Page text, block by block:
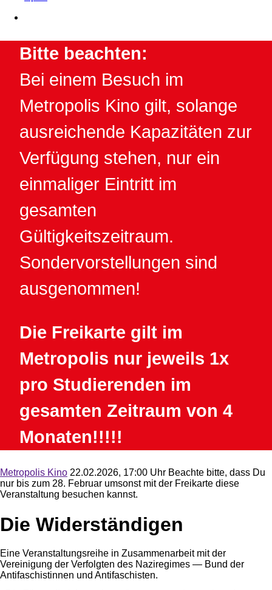
Bitte beachten:
Bei einem Besuch im
Metropolis Kino gilt, solange
ausreichende Kapazitäten zur
Verfügung stehen, nur ein
einmaliger Eintritt im
gesamten
Gültigkeitszeitraum.
Sondervorstellungen sind
ausgenommen!
Die Freikarte gilt im
Metropolis nur jeweils 1x
pro Studierenden im
gesamten Zeitraum von 4
Monaten!!!!!
Metropolis Kino 22.02.2026, 17:00 Uhr Beachte bitte, dass Du
nur bis zum 28. Februar umsonst mit der Freikarte diese
Veranstaltung besuchen kannst.
Die Widerständigen
Eine Veranstaltungsreihe in Zusammenarbeit mit der
Vereinigung der Verfolgten des Naziregimes — Bund der
Antifaschistinnen und Antifaschisten.